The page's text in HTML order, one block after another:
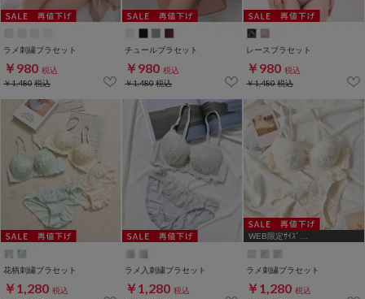
ラメ刺繍ブラセット
￥980 税込
￥1,480税込
チュールブラセット
￥980 税込
￥1,480税込
レースブラセット
￥980 税込
￥1,480税込
花柄刺繍ブラセット
￥1,280 税込
ラメ入刺繍ブラセット
￥1,280 税込
WEB限定ｻｲｽﾞ
ラメ刺繍ブラセット
￥1,280 税込